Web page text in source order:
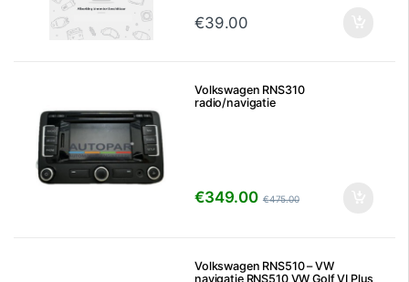
€39.00
Volkswagen RNS310
radio/navigatie
€349.00 €475.00
Volkswagen RNS510 – VW
navigatie RNS510 VW Golf VI Plus